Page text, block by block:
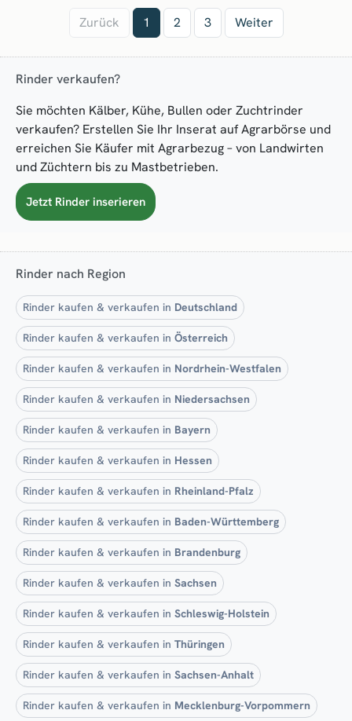
Zurück 1 2 3 Weiter
Rinder verkaufen?
Sie möchten Kälber, Kühe, Bullen oder Zuchtrinder
verkaufen? Erstellen Sie Ihr Inserat auf Agrarbörse und
erreichen Sie Käufer mit Agrarbezug – von Landwirten
und Züchtern bis zu Mastbetrieben.
Jetzt Rinder inserieren
Rinder nach Region
Rinder kaufen & verkaufen in Deutschland
Rinder kaufen & verkaufen in Österreich
Rinder kaufen & verkaufen in Nordrhein-Westfalen
Rinder kaufen & verkaufen in Niedersachsen
Rinder kaufen & verkaufen in Bayern
Rinder kaufen & verkaufen in Hessen
Rinder kaufen & verkaufen in Rheinland-Pfalz
Rinder kaufen & verkaufen in Baden-Württemberg
Rinder kaufen & verkaufen in Brandenburg
Rinder kaufen & verkaufen in Sachsen
Rinder kaufen & verkaufen in Schleswig-Holstein
Rinder kaufen & verkaufen in Thüringen
Rinder kaufen & verkaufen in Sachsen-Anhalt
Rinder kaufen & verkaufen in Mecklenburg-Vorpommern